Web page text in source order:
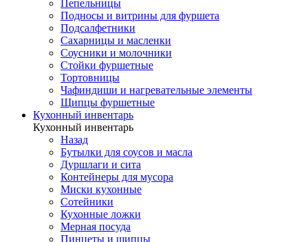
Пепельницы
Подносы и витрины для фуршета
Подсалфетники
Сахарницы и масленки
Соусники и молочники
Стойки фуршетные
Тортовницы
Чафиндиши и нагревательные элементы
Щипцы фуршетные
Кухонный инвентарь
Кухонный инвентарь
Назад
Бутылки для соусов и масла
Дуршлаги и сита
Контейнеры для мусора
Миски кухонные
Сотейники
Кухонные ложки
Мерная посуда
Пинцеты и щипцы